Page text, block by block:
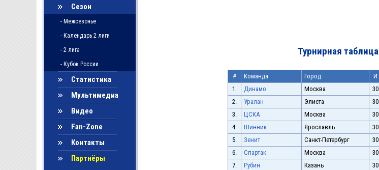
Сезон
- Межсезонье
- Календарь 2 лиги
- 2 лига
- Кубок России
Статистика
Мультимедиа
Видео
Fan-Zone
Контакты
Партнёры
Турнирная таблица
# Команда Город И
1.
Динамо Москва 30
2.
Уралан Элиста 30
3.
ЦСКА Москва 30
4.
Шинник Ярославль 30
5.
Зенит Санкт-Петербург 30
6.
Спартак Москва 30
7.
Рубин Казань 30